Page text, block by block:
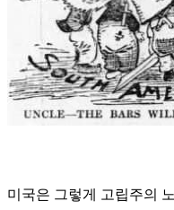
미국은 그렇게 고립주의